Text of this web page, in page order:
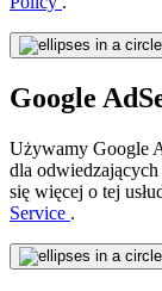
Google
Używamy Google
dla
się więcej o tej
Service .